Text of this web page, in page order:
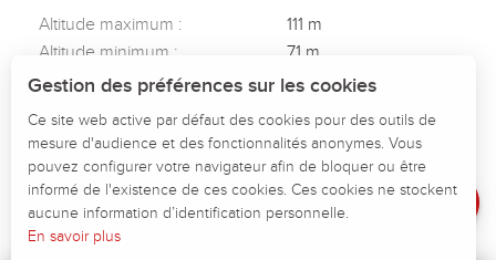
Dénivelé
Altitude maximum :
111 m
Altitude minimum :
71 m
Dénivelé total positif :
50 m
Dénivelé positif maximum :
22 m
Dénivelé négatif maximum :
-28 m
Gestion des préférences sur les cookies
Ce site web active par défaut des cookies pour des outils de
mesure d'audience et des fonctionnalités anonymes. Vous
pouvez configurer votre navigateur afin de bloquer ou être
informé de l'existence de ces cookies. Ces cookies ne stockent
aucune information d’identification personnelle.
En savoir plus